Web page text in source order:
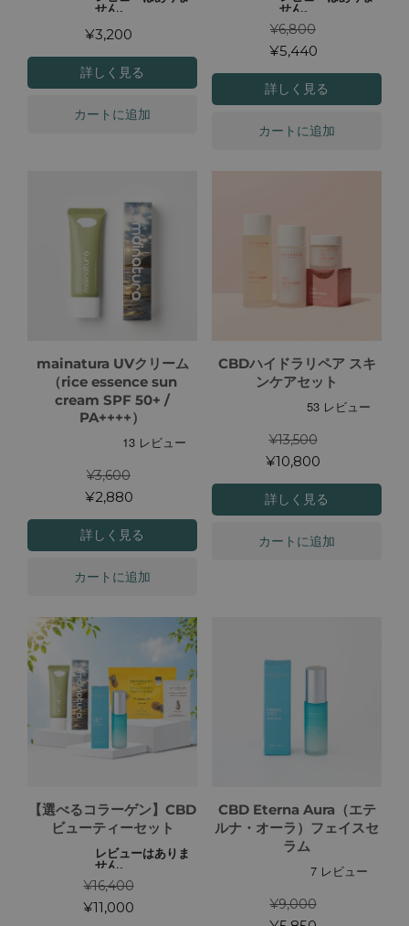
¥3,200
詳しく見る
カートに追加
¥5,440
¥6,800
詳しく見る
カートに追加
mainatura UVクリーム
（rice essence sun
cream SPF 50+ /
PA++++）
¥2,880
¥3,600
詳しく見る
カートに追加
CBDハイドラリペア スキ
ンケアセット
¥10,800
¥13,500
詳しく見る
カートに追加
【選べるコラーゲン】CBD
ビューティーセット
¥11,000
¥16,400
CBD Eterna Aura（エテ
ルナ・オーラ）フェイスセ
ラム
¥9,000